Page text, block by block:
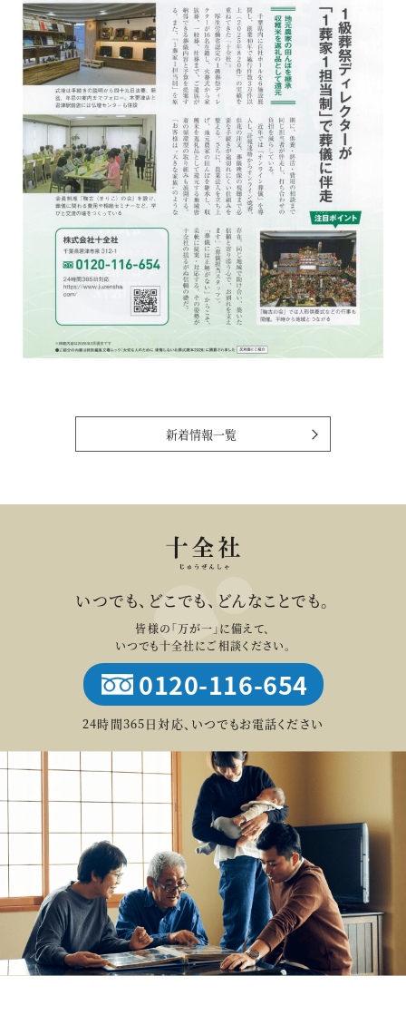
新着情報一覧
いつでも、どこでも、どんなことでも。
皆様の「万が一」に備えて、
いつでも十全社にご相談ください。
0120-116-654
24時間365日対応、いつでもお電話ください